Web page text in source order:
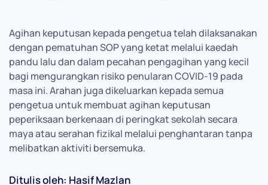
Agihan keputusan kepada pengetua telah dilaksanakan
dengan pematuhan SOP yang ketat melalui kaedah
pandu lalu dan dalam pecahan pengagihan yang kecil
bagi mengurangkan risiko penularan COVID-19 pada
masa ini. Arahan juga dikeluarkan kepada semua
pengetua untuk membuat agihan keputusan
peperiksaan berkenaan di peringkat sekolah secara
maya atau serahan fizikal melalui penghantaran tanpa
melibatkan aktiviti bersemuka.
Ditulis oleh: Hasif Mazlan